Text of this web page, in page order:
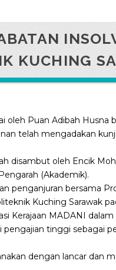
KUCHING
oleh Puan Adibah Husna
telah mengadakan
disambut oleh Encik
(Akademik).
penganjuran bersama
Kuching Sarawak
Kerajaan MADANI
pengajian tinggi sebagai
dengan lancar dan